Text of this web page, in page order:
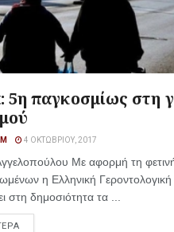
5η παγκοσμίως στη
4 ΟΚΤΩΒΡΊΟΥ, 2017
Με αφορμή τη
η Ελληνική Γεροντολογική
στη δημοσιότητα τα ...